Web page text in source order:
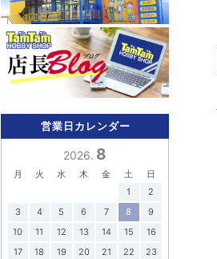
営業日カレンダー
2026. 8
月 火 水 木 金 土
日
1
2
3
4 5 6 7 8
9
10
11 12 13 14 15
16
17
18 19 20 21 22
23